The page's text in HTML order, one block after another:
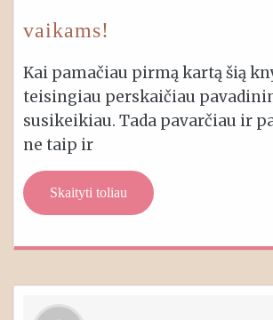
vaikams!
Kai pamačiau pirmą kartą šią
teisingiau perskaičiau
susikeikiau. Tada pavarčiau ir
ne taip ir
Skaityti toliau